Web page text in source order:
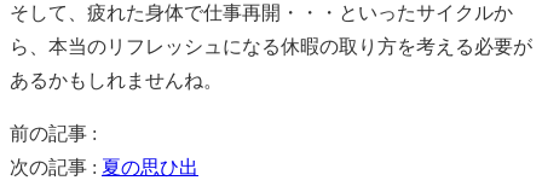
そして、疲れた身体で仕事再開・・・といったサイクルか
ら、本当のリフレッシュになる休暇の取り方を考える必要が
あるかもしれませんね。
前の記事 :
次の記事 : 夏の思ひ出